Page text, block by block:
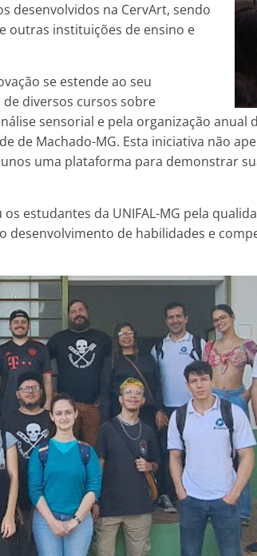
desenvolvidos na CervArt, sendo
outras instituições de ensino e
se estende ao seu
diversos cursos sobre
sensorial e pela organização anual
de Machado-MG. Esta iniciativa não
uma plataforma para demonstrar
estudantes da UNIFAL-MG pela
de habilidades e